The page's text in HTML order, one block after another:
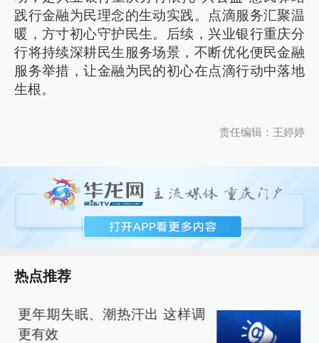
践行金融为民理念的生动实践。点滴服务汇聚温
暖，方寸初心守护民生。后续，兴业银行重庆分
行将持续深耕民生服务场景，不断优化便民金融
服务举措，让金融为民的初心在点滴行动中落地
生根。
责任编辑：王婷婷
热点推荐
更年期失眠、潮热汗出 这样调
更有效